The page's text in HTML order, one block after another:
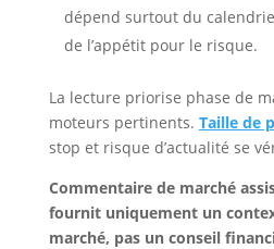
dépend surtout du
de l’appétit pour le risque.
La lecture priorise phase de
moteurs pertinents. Taille de
stop et risque d’actualité se
Commentaire de marché
fournit uniquement un
marché, pas un conseil